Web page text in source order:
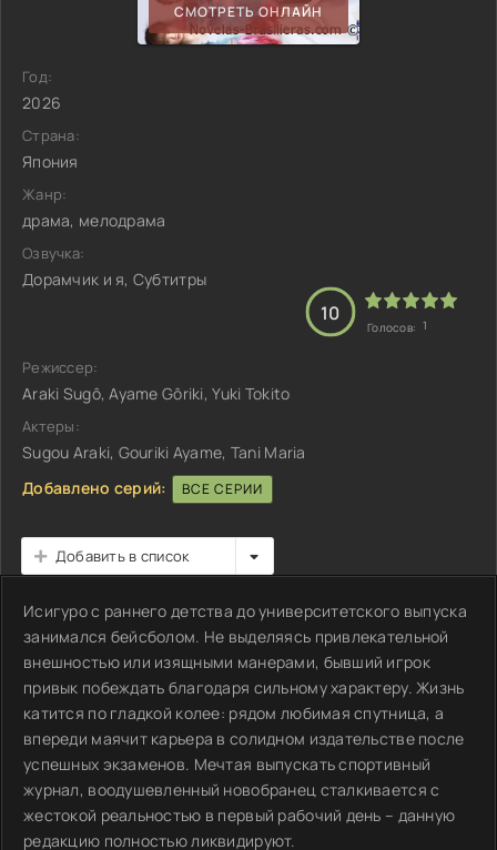
СМОТРЕТЬ ОНЛАЙН
Год:
2026
Страна:
Япония
Жанр:
драма, мелодрама
Озвучка:
Дорамчик и я, Субтитры
10
Голосов: 1
Режиссер:
Araki Sugô, Ayame Gôriki, Yuki Tokito
Актеры:
Sugou Araki, Gouriki Ayame, Tani Maria
Добавлено серий:
ВСЕ СЕРИИ
Добавить в список
Исигуро с раннего детства до университетского выпуска
занимался бейсболом. Не выделяясь привлекательной
внешностью или изящными манерами, бывший игрок
привык побеждать благодаря сильному характеру. Жизнь
катится по гладкой колее: рядом любимая спутница, а
впереди маячит карьера в солидном издательстве после
успешных экзаменов. Мечтая выпускать спортивный
журнал, воодушевленный новобранец сталкивается с
жестокой реальностью в первый рабочий день – данную
редакцию полностью ликвидируют.